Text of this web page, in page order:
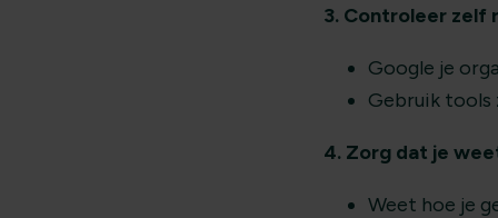
3. Controleer zelf
Google je
Gebruik tools
4. Zorg dat je
Weet hoe je